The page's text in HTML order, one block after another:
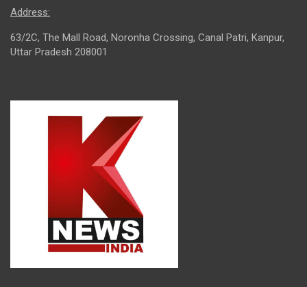
Address:
63/2C, The Mall Road, Noronha Crossing, Canal Patri, Kanpur,
Uttar Pradesh 208001